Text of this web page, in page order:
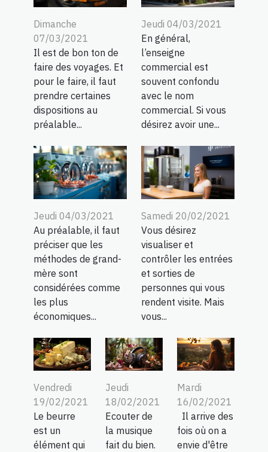
Dimanche
07/03/2021
Il est de bon ton de
faire des voyages. Et
pour le faire, il faut
prendre certaines
dispositions au
préalable...
Jeudi 04/03/2021
En général,
l’enseigne
commercial est
souvent confondu
avec le nom
commercial. Si vous
désirez avoir une...
Jeudi 04/03/2021
Au préalable, il faut
préciser que les
méthodes de grand-
mère sont
considérées comme
les plus
économiques...
Samedi 20/02/2021
Vous désirez
visualiser et
contrôler les entrées
et sorties de
personnes qui vous
rendent visite. Mais
vous...
Vendredi
19/02/2021
Le beurre
est un
élément qui
Jeudi
18/02/2021
Ecouter de
la musique
fait du bien.
Mardi
16/02/2021
Il arrive des
fois où on a
envie d'être